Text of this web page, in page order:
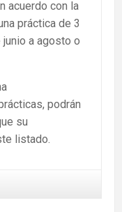
acuerdo con la
práctica de 3
a agosto o
podrán
su
listado.